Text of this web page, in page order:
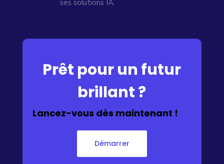
ses solutions IA.
Prêt pour un futur
brillant ?
Lancez-vous dès maintenant !
Démarrer